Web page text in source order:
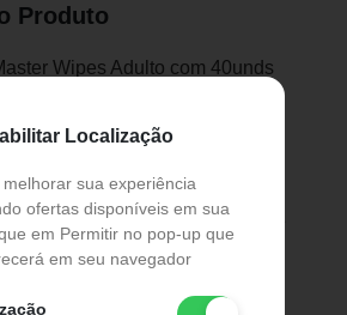
Localização
melhorar sua experiência
ofertas disponíveis em sua
em Permitir no pop-up que
em seu navegador
Produto
Wipes Adulto com 40unds
ao uso Adulto.
qualidade e confiabilidade de